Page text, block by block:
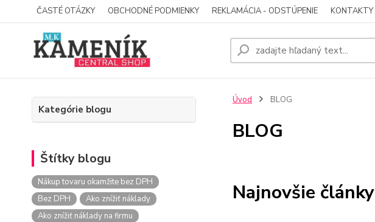
ČASTÉ OTÁZKY OBCHODNÉ PODMIENKY REKLAMÁCIA - ODSTÚPENIE KONTAKTY
Kategórie blogu
Štítky blogu
Nákup tovaru okamžite bez DPH
Bez DPH
Ako znížiť náklady
Ako znížiť náklady na firmu
Úvod BLOG
BLOG
Najnovšie články